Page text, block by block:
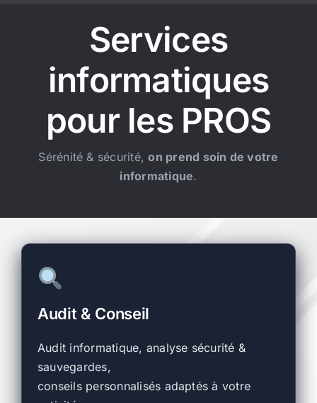
Services
informatiques
pour les PROS
Sérénité & sécurité,on prend soin de votre
informatique.
Audit & Conseil
Audit informatique, analyse sécurité &
sauvegardes,
conseils personnalisés adaptés à votre